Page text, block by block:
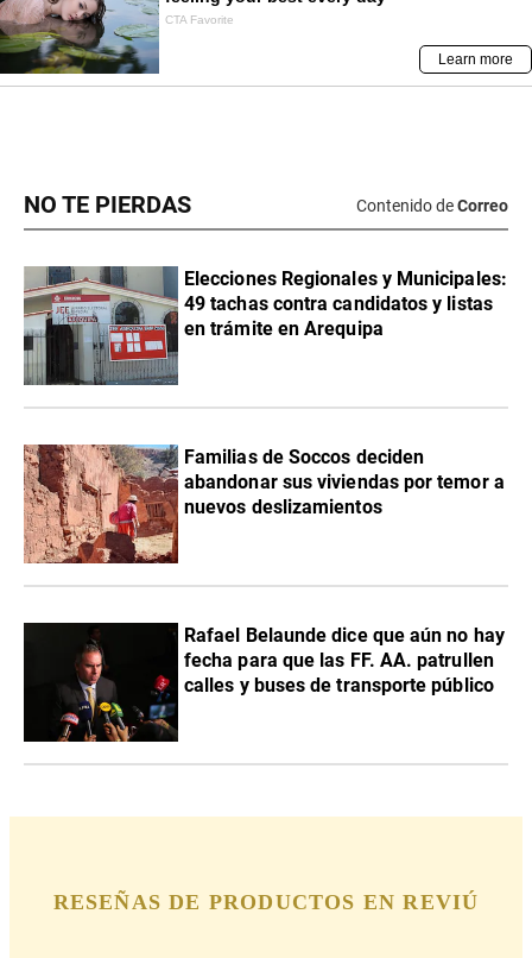
NO TE PIERDAS Contenido deCorreo
Elecciones Regionales y Municipales:
49 tachas contra candidatos y listas
en trámite en Arequipa
Familias de Soccos deciden
abandonar sus viviendas por temor a
nuevos deslizamientos
Rafael Belaunde dice que aún no hay
fecha para que las FF. AA. patrullen
calles y buses de transporte público